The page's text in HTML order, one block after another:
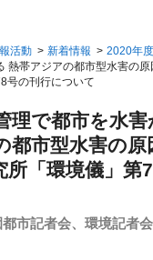
活動 > 新着情報 > 2020年度
熱帯アジアの都市型水害の
号の刊行について
理で都市を水害
都市型水害の原
所「環境儀」第
都市記者会、環境記者